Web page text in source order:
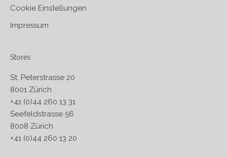
Cookie Einstellungen
Impressum
Stores
St. Peterstrasse 20
8001 Zürich
+41 (0)44 260 13 31
Seefeldstrasse 56
8008 Zürich
+41 (0)44 260 13 20